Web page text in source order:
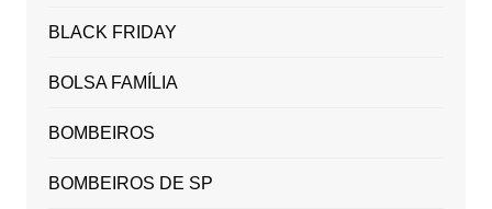
BLACK FRIDAY
BOLSA FAMÍLIA
BOMBEIROS
BOMBEIROS DE SP